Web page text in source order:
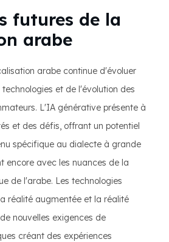
futures de la
arabe
arabe continue d'évoluer
et de l'évolution des
L'IA générative présente à
et des défis, offrant un potentiel
spécifique au dialecte à grande
encore avec les nuances de la
de l'arabe. Les technologies
réalité augmentée et la réalité
nouvelles exigences de
créant des expériences